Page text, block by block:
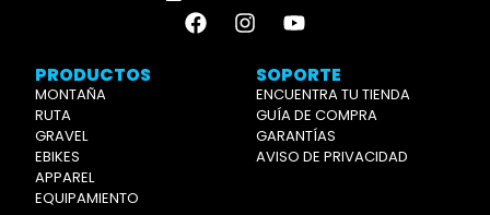
PRODUCTOS
MONTAÑA
RUTA
GRAVEL
EBIKES
APPAREL
EQUIPAMIENTO
SOPORTE
ENCUENTRA TU TIENDA
GUÍA DE COMPRA
GARANTÍAS
AVISO DE PRIVACIDAD